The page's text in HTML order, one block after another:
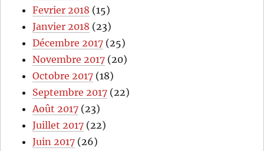
Fevrier 2018 (15)
Janvier 2018 (23)
Décembre 2017 (25)
Novembre 2017 (20)
Octobre 2017 (18)
Septembre 2017 (22)
Août 2017 (23)
Juillet 2017 (22)
Juin 2017 (26)